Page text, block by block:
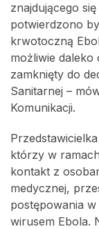
znajdującego
potwierdzono
krwotoczną
możliwie daleko
zamknięty do
Sanitarnej –
Komunikacji.
którzy w
kontakt z
medycznej,
postępowania
wirusem Ebola.